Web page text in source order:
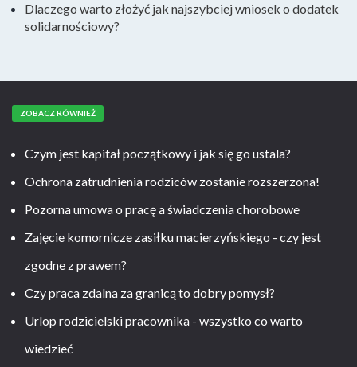
Dlaczego warto złożyć jak najszybciej wniosek o dodatek
solidarnościowy?
ZOBACZ RÓWNIEŻ
Czym jest kapitał początkowy i jak się go ustala?
Ochrona zatrudnienia rodziców zostanie rozszerzona!
Pozorna umowa o pracę a świadczenia chorobowe
Zajęcie komornicze zasiłku macierzyńskiego - czy jest
zgodne z prawem?
Czy praca zdalna za granicą to dobry pomysł?
Urlop rodzicielski pracownika - wszystko co warto
wiedzieć